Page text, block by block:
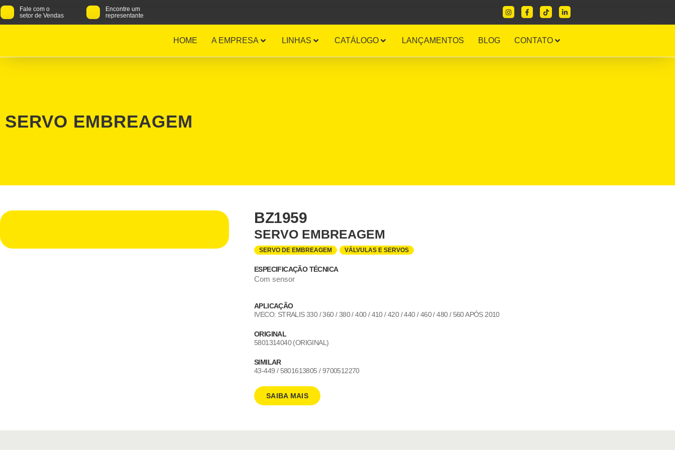
Fale com o
setor de Vendas
Encontre um
representante
HOME A EMPRESA LINHAS CATÁLOGO LANÇAMENTOS BLOG CONTATO
SERVO EMBREAGEM
BZ1959
SERVO EMBREAGEM
SERVO DE EMBREAGEM VÁLVULAS E SERVOS
ESPECIFICAÇÃO TÉCNICA
Com sensor
APLICAÇÃO
IVECO: STRALIS 330 / 360 / 380 / 400 / 410 / 420 / 440 / 460 / 480 / 560 APÓS 2010
ORIGINAL
5801314040 (ORIGINAL)
SIMILAR
43-449 / 5801613805 / 9700512270
SAIBA MAIS